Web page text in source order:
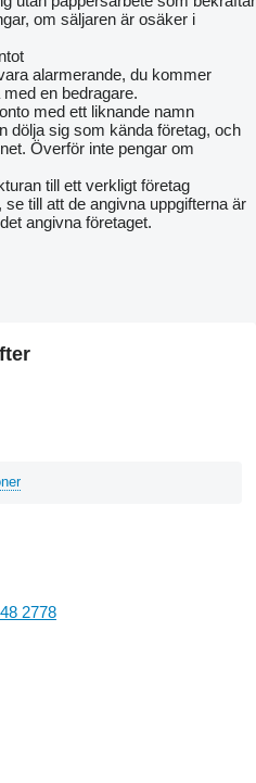
om säljaren är osäker i
alarmerande, du kommer
en bedragare.
med ett liknande namn
dölja sig som kända företag, och
Överför inte pengar om
till ett verkligt företag
till att de angivna uppgifterna är
angivna företaget.
2778